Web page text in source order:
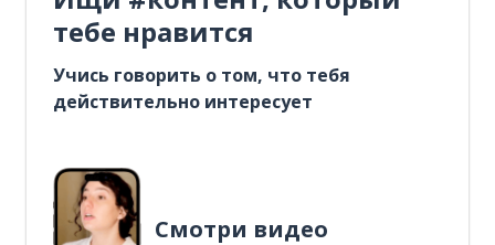
тебе нравится
Учись говорить о том, что тебя
действительно интересует
Смотри видео